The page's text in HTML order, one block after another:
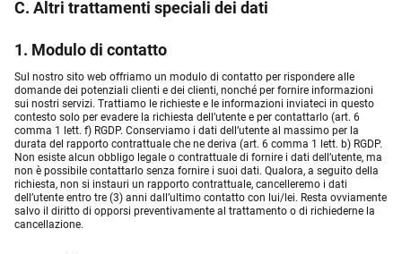
C. Altri trattamenti speciali dei dati
1. Modulo di contatto
Sul nostro sito web offriamo un modulo di contatto per rispondere alle
domande dei potenziali clienti e dei clienti, nonché per fornire informazioni
sui nostri servizi. Trattiamo le richieste e le informazioni inviateci in questo
contesto solo per evadere la richiesta dell’utente e per contattarlo (art. 6
comma 1 lett. f) RGDP. Conserviamo i dati dell’utente al massimo per la
durata del rapporto contrattuale che ne deriva (art. 6 comma 1 lett. b) RGDP.
Non esiste alcun obbligo legale o contrattuale di fornire i dati dell’utente, ma
non è possibile contattarlo senza fornire i suoi dati. Qualora, a seguito della
richiesta, non si instauri un rapporto contrattuale, cancelleremo i dati
dell’utente entro tre (3) anni dall’ultimo contatto con lui/lei. Resta ovviamente
salvo il diritto di opporsi preventivamente al trattamento o di richiederne la
cancellazione.